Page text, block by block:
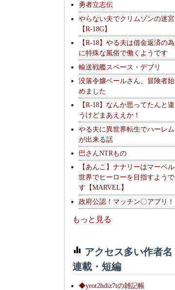
勇者立志伝
やらない夫でクリムゾンの迷宮
【R-18G】
【R-18】やる夫は借金返済の為
に特殊な風俗で働くようです
輸送戦艦スペース・デブリ
没落令嬢ベールさん、冒険者始
めました
【R-18】なんか思ってたんと違
うけどまあええか！
やる夫に異世界転生でハーレム
が出来る話
巴さんNTRもの
【あんこ】ナナリーはマーベル
世界でヒーローを目指すようで
す【MARVEL】
政府公認！マッチン〇アプリ！
もっと見る
アクセス多い作者名
連載・短編
◆yrot2hdiz7tの雑記帳